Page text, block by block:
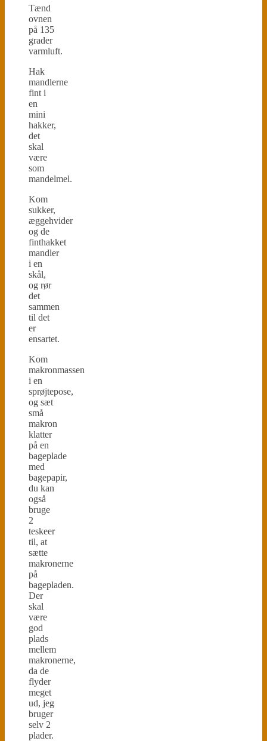
Tænd
ovnen
på 135
grader
varmluft.
Hak
mandlerne
fint i
en
mini
hakker,
det
skal
være
som
mandelmel.
Kom
sukker,
æggehvider
og de
finthakket
mandler
i en
skål,
og rør
det
sammen
til det
er
ensartet.
Kom
makronmassen
i en
sprøjtepose,
og sæt
små
makron
klatter
på en
bageplade
med
bagepapir,
du kan
også
bruge
2
teskeer
til, at
sætte
makronerne
på
bagepladen.
Der
skal
være
god
plads
mellem
makronerne,
da de
flyder
meget
ud, jeg
bruger
selv 2
plader.